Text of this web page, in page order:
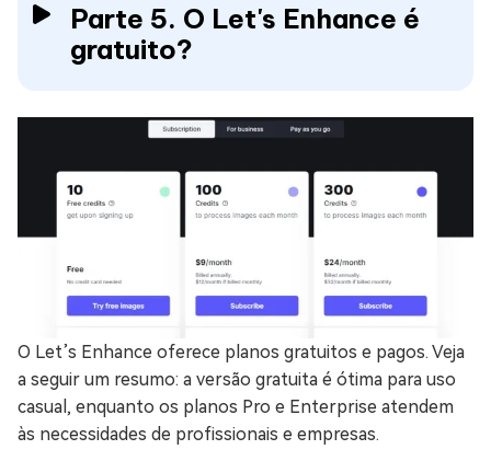
Parte 5. O Let's Enhance é
gratuito?
O Let’s Enhance oferece planos gratuitos e pagos. Veja
a seguir um resumo: a versão gratuita é ótima para uso
casual, enquanto os planos Pro e Enterprise atendem
às necessidades de profissionais e empresas.